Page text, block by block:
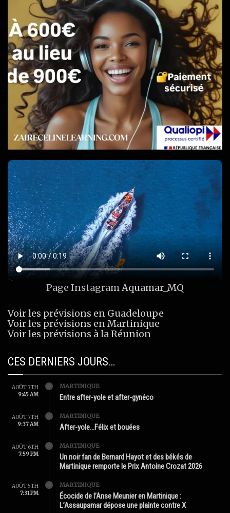
Page InstagramAquamar_MQ
Voir les prévisions en Guadeloupe
Voir les prévisions en Martinique
Voir les prévisions à la Réunion
CES DERNIERS JOURS…
AOÛT 7TH
9:45 AM
MARTINIQUE
Entre after-yole et after-gynéco
AOÛT 7TH
9:37 AM
MARTINIQUE
After-yole…Félix et bouées
AOÛT 6TH
7:59 PM
MARTINIQUE
Un noir fan de Bernard Hayot et des békés de
Martinique remporte le Prix Antoine Crozat 2026
AOÛT 5TH
7:31 PM
MARTINIQUE
Écocide de l’Anse Meunier en Martinique :
L’Assaupamar dépose une plainte contre X